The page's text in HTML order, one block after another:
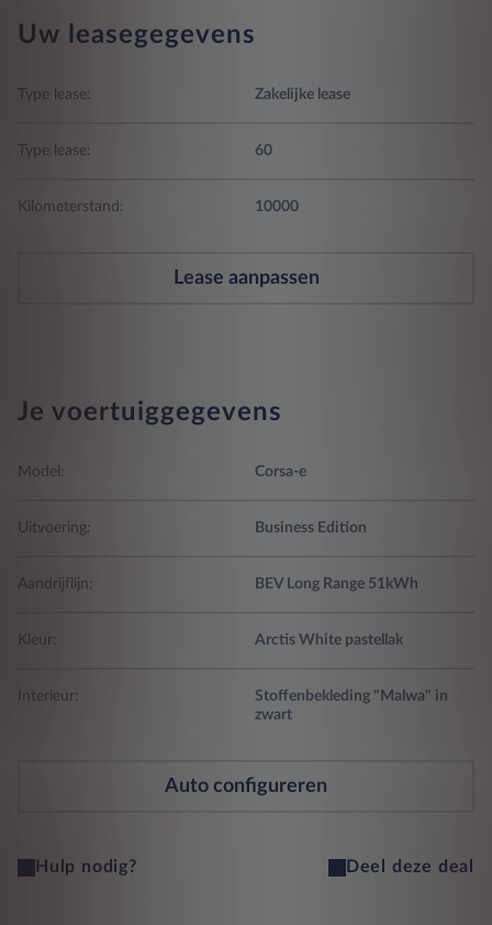
Uw leasegegevens
Type lease: Zakelijke lease
Type lease: 60
Kilometerstand: 10000
Lease aanpassen
Je voertuiggegevens
Model: Corsa-e
Uitvoering: Business Edition
Aandrijflijn: BEV Long Range 51kWh
Kleur: Arctis White pastellak
Interieur:
Stoffenbekleding "Malwa" in
zwart
Auto configureren
Hulp nodig? Deel deze deal